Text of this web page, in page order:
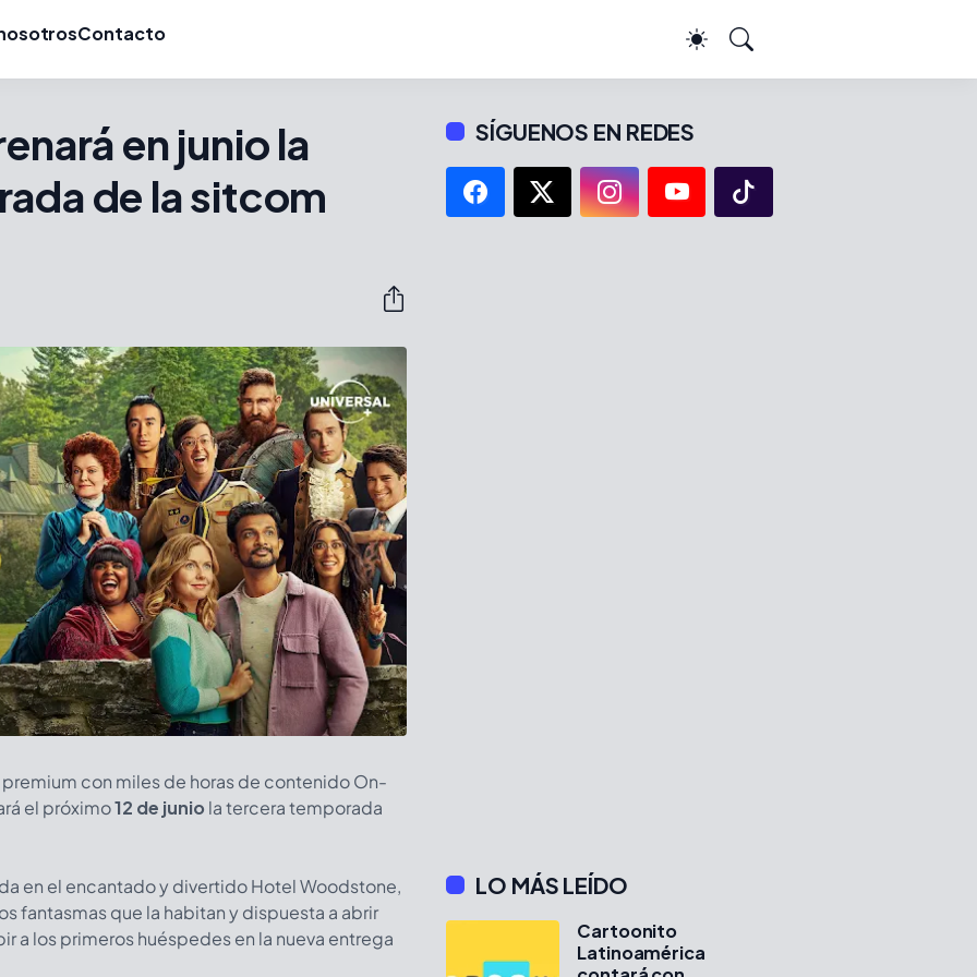
Contacto
en junio la
de la sitcom
con miles de horas de contenido On-
el próximo12 de junio la tercera temporada
en el encantado y divertido Hotel Woodstone,
fantasmas que la habitan y dispuesta a abrir
a los primeros huéspedes en la nueva entrega
SÍGUENOS EN REDES
LO MÁS LEÍDO
Cartoonito
Latinoamérica